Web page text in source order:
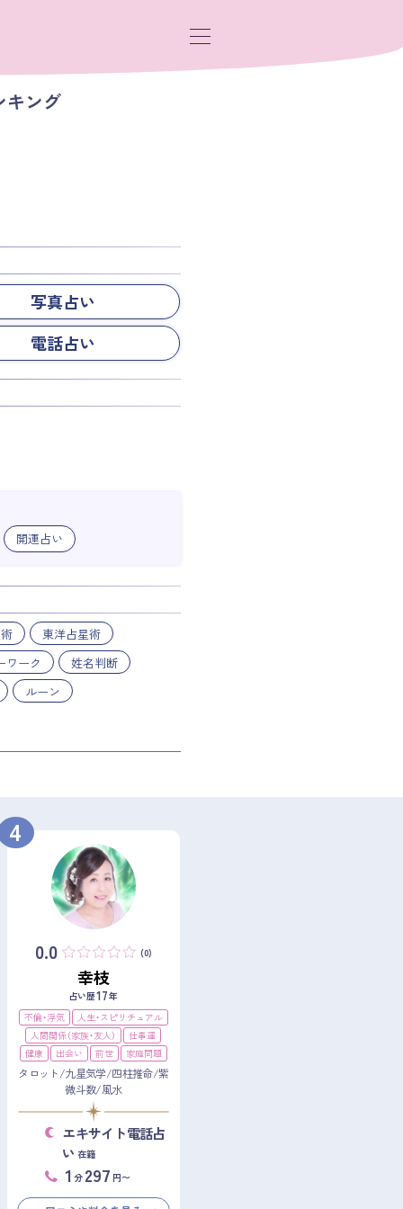
キング
写真占い
電話占い
開運占い
東洋占星術
ワーク
姓名判断
ルーン
4
0.0 (0)
幸枝
占い歴17年
不倫・浮気
人生・スピリチュアル
人間関係（家族・友人）
仕事運
健康
出会い 前世 家庭問題
タロット/九星気学/四柱推命/紫
微斗数/風水
エキサイト電話占
い 在籍
1 分 297 円〜